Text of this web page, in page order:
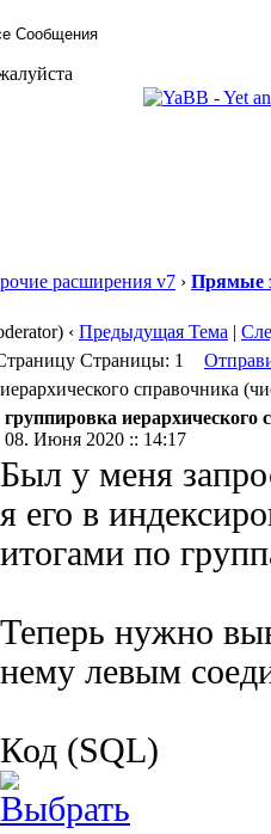
расширения v7 › Прямые
‹ Предыдущая Тема |
Страницы: 1
справочника
группировка иерархического
08. Июня 2020 :: 14:17
Был у меня
я его в
итогами по
Теперь нужно
нему левым
Код (SQL)